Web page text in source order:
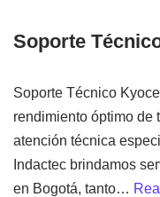
Soporte
Soporte Técnico
rendimiento óptimo de
atención técnica
Indactec brindamos
en Bogotá, tanto…